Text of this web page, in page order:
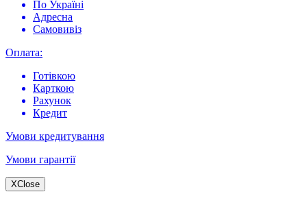
По Україні
Адресна
Самовивіз
Оплата:
Готівкою
Карткою
Рахунок
Кредит
Умови кредитування
Умови гарантії
XClose